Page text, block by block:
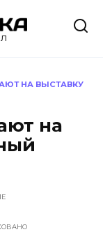
НА ВЫСТАВКУ
на